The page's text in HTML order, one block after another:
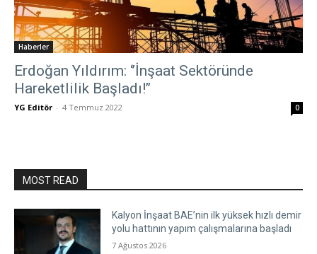
Haberler
Erdoğan Yıldırım: ‘’İnşaat Sektöründe
Hareketlilik Başladı!’’
YG Editör - 4 Temmuz 2022 0
MOST READ
Kalyon İnşaat BAE’nin ilk yüksek hızlı demir
yolu hattının yapım çalışmalarına başladı
7 Ağustos 2026